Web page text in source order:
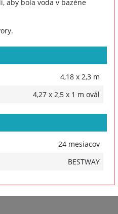
aby bola voda v bazéne
4,18 x 2,3 m
4,27 x 2,5 x 1 m ovál
24 mesiacov
BESTWAY